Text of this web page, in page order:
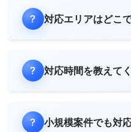
対応エリアはどこ
対応時間を教えて
小規模案件でも対